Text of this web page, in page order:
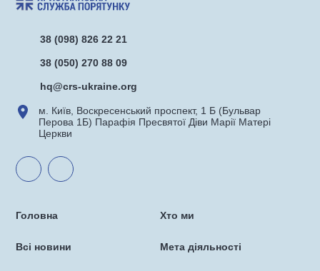
38 (098) 826 22 21
38 (050) 270 88 09
hq@crs-ukraine.org
м. Київ, Воскресенський проспект, 1 Б (Бульвар
Перова 1Б) Парафія Пресвятої Діви Марії Матері
Церкви
Головна
Всі новини
Хто ми
Мета діяльності